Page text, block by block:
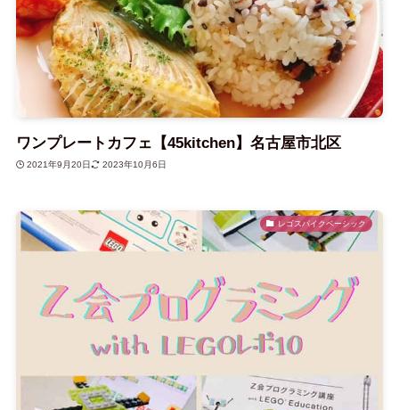
ワンプレートカフェ【45kitchen】名古屋市北区
2021年9月20日 2023年10月6日
レゴスパイクベーシック